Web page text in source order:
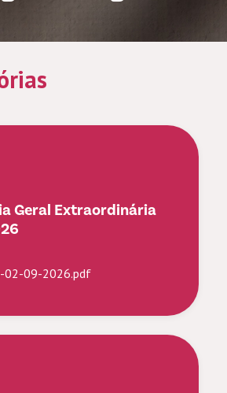
Geral Extraordinária
02-09-2026.pdf